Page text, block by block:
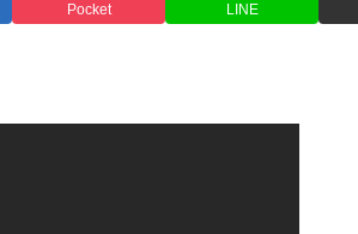
Pocket LINE